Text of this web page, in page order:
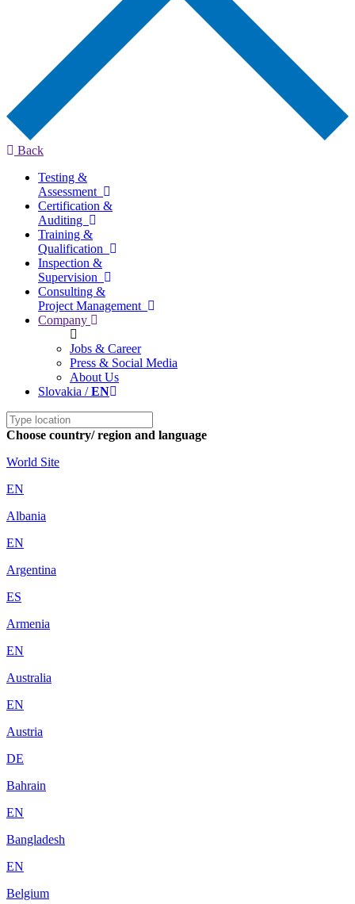
Back
Testing &
Assessment
Certification &
Auditing
Training &
Qualification
Inspection &
Supervision
Consulting &
Project Management
Company
Jobs & Career
Press & Social Media
About Us
Slovakia /EN
Choose country/ region and language
World Site
EN
Albania
EN
Argentina
ES
Armenia
EN
Australia
EN
Austria
DE
Bahrain
EN
Bangladesh
EN
Belgium